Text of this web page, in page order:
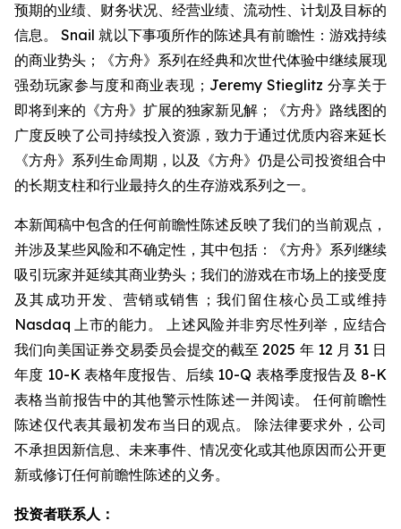
预期的业绩、财务状况、经营业绩、流动性、计划及目标的
信息。 Snail 就以下事项所作的陈述具有前瞻性：游戏持续
的商业势头；《方舟》系列在经典和次世代体验中继续展现
强劲玩家参与度和商业表现；Jeremy Stieglitz 分享关于
即将到来的《方舟》扩展的独家新见解；《方舟》路线图的
广度反映了公司持续投入资源，致力于通过优质内容来延长
《方舟》系列生命周期，以及《方舟》仍是公司投资组合中
的长期支柱和行业最持久的生存游戏系列之一。
本新闻稿中包含的任何前瞻性陈述反映了我们的当前观点，
并涉及某些风险和不确定性，其中包括：《方舟》系列继续
吸引玩家并延续其商业势头；我们的游戏在市场上的接受度
及其成功开发、营销或销售；我们留住核心员工或维持
Nasdaq 上市的能力。 上述风险并非穷尽性列举，应结合
我们向美国证券交易委员会提交的截至 2025 年 12 月 31 日
年度 10-K 表格年度报告、后续 10-Q 表格季度报告及 8-K
表格当前报告中的其他警示性陈述一并阅读。 任何前瞻性
陈述仅代表其最初发布当日的观点。 除法律要求外，公司
不承担因新信息、未来事件、情况变化或其他原因而公开更
新或修订任何前瞻性陈述的义务。
投资者联系人：